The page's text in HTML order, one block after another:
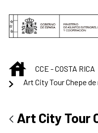
INICIO
CCE - COSTA RICA
Art City Tour Chepe
Art City Tour